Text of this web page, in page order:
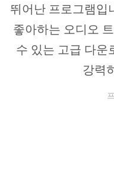
뛰어난 프로그램입
좋아하는 오디오
수 있는 고급 다운
강력